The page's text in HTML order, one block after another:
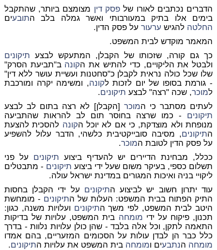
הדברים נכתבים לאורו של פסק דין מצומצם ביותר, שהתקבל
בימים אלו בתיק במעורבותי ואשר גמלה בלב התובעים
החלטה להגיש ערעורעל פסק הדין.
המאמר מוקדש לבית המשפט.
כך גם קורה, שזכותו של הקבלן, המתעקש לבצע תיקונים
ולבטל את הליקויים, כדי להתיש את הקונה ב"תביעת הסרק"
שלו שכל כולה נראית לקבלן כ"סחטנות ועשיית עושר ללא דין"
- גורמת בסופו של יום לזכות לקונה, ומשימה יקרה ומורכבת
למוכר, שכה "רצה" לבצע תיקונים.
לעתים מסתבר כי המוכר [הקבלן] לא רצה בתום לב לבצע
תיקונים - כמו שרצה בחוסר תום לב להראות שהתביעה
מנופחת ולא מוצדקת, כי אם לא יוכל הקונה להסכית להצעת
התיקונים, מסיבה סובייקטיבית כלשהי, הדבר עלול להשפיע
על פסק הדין לטובת המוכר.
ככלל, מבחינת הדיירים יש להעדיף ביצוע תיקונים על פני
תשלום כספי, בעיקר משום שעל ידי ביצוע תיקונים - מתבטלים
ליקויי בניה ואיכות המגורים במדינת ישראל עולה.
עוד יתרון חשוב יש לביצוע התיקונים על ידי הקבלן בחסות
התיק הפתוח בבית המשפט: העלות של התיקונים - מומחשת
היטב לבית המשפט, לפי משך התיקונים ועלויות משנה, כגון:
תכנון, פיקוח על ידי מומחה בית המשפט, עלויות של בדיקות
התאמה לתקן, וכל אלה בלבד - שהן כולן עלויות נלוות - בדרך
כלל כבר הן לבדן עולות על הסכומים המזעריים, בהם אמדו
מומחה הנתבעים ומומחה בית המשפט את עלויות התיקונים.